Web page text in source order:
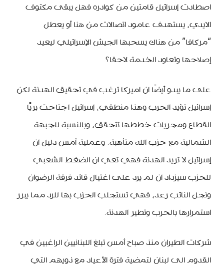
اصطادت إسرائيل قامتين من كوادره فهل يبقى مكتوف
الايدي، يستهدف عامود اتصالات من هنا أو يعطل
“مركافا” من هناك يسحبها الجيش الإسرائيلي ليعيد
إصلاحها وتعاود الخدمة لاحقا؟
على ما يبدو أيضًا ان اميركا ترغب في تحقيق الهدنة لكن
إسرائيل تؤيد الحرب وهذا منطقي، إسرائيل اجتاحت بريًا
القطاع ومجريات خططها تتحقق، وبالنسبة للجبهة
الشمالية مع حزب الله متأهبة. وعملية أمس دليل ان
إسرائيل لا تريد الهدنة فهي تعي ان الضغط الشعبي
للحزب سيزداد ان لم يرد على اغتيال قائد فرقة الرضوان
ونجل النائب رعد، فهي تستجلب الحزب بها للرد مما يبرر
استمرارها بالحرب وتطير الهدنة.
شركات الطيران منذ صباح أمس تبلغ اللبنانيين الراغبين في
القدوم الى لبنان لتمضية فترة الأعياد مع ذويهم التي